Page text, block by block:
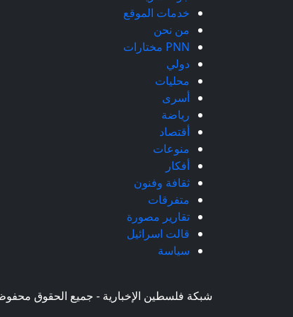
خدمات الموقع
من نحن
PNN مختارات
دولي
محليات
أسرى
رياضة
أقتصاد
منوعات
أفكار
ثقافة وفنون
متفرقات
تقارير مصورة
قالت اسرائيل
سياسة
شبكة فلسطين الإخبارية - جميع الحقوق محفوظة